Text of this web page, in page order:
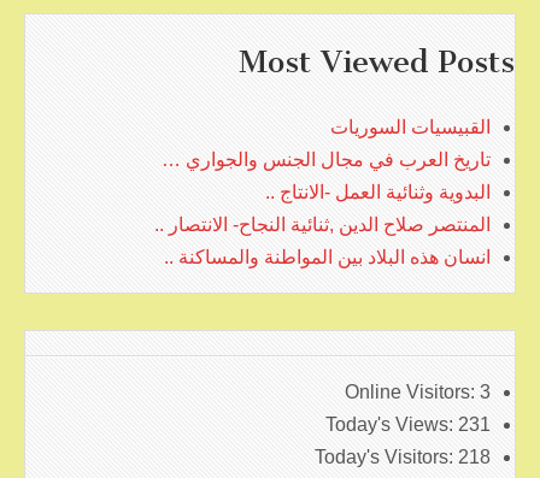
Most Viewed Posts
القبيسيات السوريات
تاريخ العرب في مجال الجنس والجواري …
البدوية وثنائية العمل -الانتاج ..
المنتصر صلاح الدين ,ثنائية النجاح- الانتصار ..
انسان هذه البلاد بين المواطنة والمساكنة ..
Online Visitors: 3
Today's Views: 231
Today's Visitors: 218